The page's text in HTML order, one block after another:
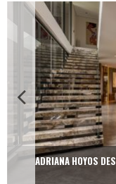
ADRIANA HOYOS